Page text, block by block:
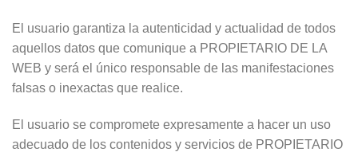
El usuario garantiza la autenticidad y actualidad de todos
aquellos datos que comunique a PROPIETARIO DE LA
WEB y será el único responsable de las manifestaciones
falsas o inexactas que realice.
El usuario se compromete expresamente a hacer un uso
adecuado de los contenidos y servicios de PROPIETARIO